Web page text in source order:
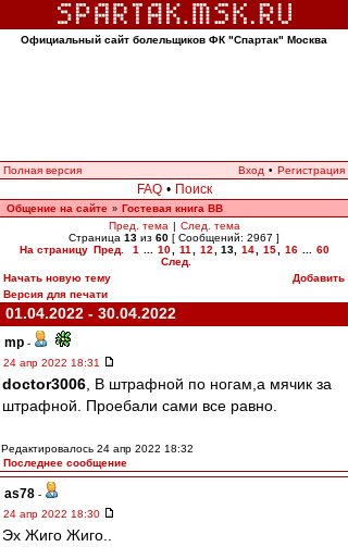
Официальный сайт болельщиков ФК "Спартак" Москва
Полная версия Вход • Регистрация
FAQ • Поиск
Общение на сайте » Гостевая книга ВВ
Пред. тема | След. тема
Страница 13 из 60 [ Сообщений: 2967 ]
На страницу Пред. 1 10 11 12 13, 14 15 16
60
След.
Начать новую тему
Добавить
Версия для печати
01.04.2022 - 30.04.2022
mp -
24 апр 2022 18:31
doctor3006 , В штрафной по ногам,а мячик за
штрафной. Проебали сами все равно.
Редактировалось 24 апр 2022 18:32
Последнее сообщение
as78 -
24 апр 2022 18:30
Эх Жиго Жиго..